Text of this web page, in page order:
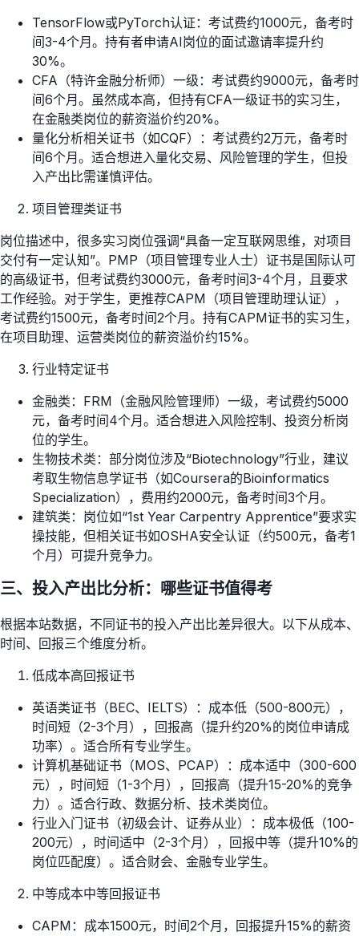
TensorFlow或PyTorch认证：考试费约1000元，备考时
间3-4个月。持有者申请AI岗位的面试邀请率提升约
30%。
CFA（特许金融分析师）一级：考试费约9000元，备考时
间6个月。虽然成本高，但持有CFA一级证书的实习生，
在金融类岗位的薪资溢价约20%。
量化分析相关证书（如CQF）：考试费约2万元，备考时
间6个月。适合想进入量化交易、风险管理的学生，但投
入产出比需谨慎评估。
项目管理类证书
岗位描述中，很多实习岗位强调“具备一定互联网思维，对项目
交付有一定认知”。PMP（项目管理专业人士）证书是国际认可
的高级证书，但考试费约3000元，备考时间3-4个月，且要求
工作经验。对于学生，更推荐CAPM（项目管理助理认证），
考试费约1500元，备考时间2个月。持有CAPM证书的实习生，
在项目助理、运营类岗位的薪资溢价约15%。
行业特定证书
金融类：FRM（金融风险管理师）一级，考试费约5000
元，备考时间4个月。适合想进入风险控制、投资分析岗
位的学生。
生物技术类：部分岗位涉及“Biotechnology”行业，建议
考取生物信息学证书（如Coursera的Bioinformatics
Specialization），费用约2000元，备考时间3个月。
建筑类：岗位如“1st Year Carpentry Apprentice”要求实
操技能，但相关证书如OSHA安全认证（约500元，备考1
个月）可提升竞争力。
三、投入产出比分析：哪些证书值得考
根据本站数据，不同证书的投入产出比差异很大。以下从成本、
时间、回报三个维度分析。
低成本高回报证书
英语类证书（BEC、IELTS）：成本低（500-800元），
时间短（2-3个月），回报高（提升约20%的岗位申请成
功率）。适合所有专业学生。
计算机基础证书（MOS、PCAP）：成本适中（300-600
元），时间短（1-3个月），回报高（提升15-20%的竞争
力）。适合行政、数据分析、技术类岗位。
行业入门证书（初级会计、证券从业）：成本极低（100-
200元），时间适中（2-3个月），回报中等（提升10%的
岗位匹配度）。适合财会、金融专业学生。
中等成本中等回报证书
CAPM：成本1500元，时间2个月，回报提升15%的薪资